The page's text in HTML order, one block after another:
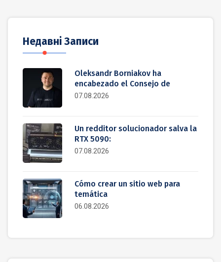
Недавні Записи
Oleksandr Borniakov ha
encabezado el Consejo de
07.08.2026
Un redditor solucionador salva la
RTX 5090:
07.08.2026
Cómo crear un sitio web para
temática
06.08.2026